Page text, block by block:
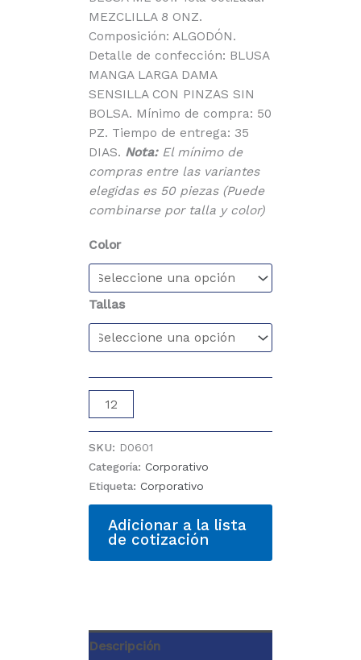
MEZCLILLA 8 ONZ.
Composición: ALGODÓN.
Detalle de confección: BLUSA
MANGA LARGA DAMA
SENSILLA CON PINZAS SIN
BOLSA. Mínimo de compra: 50
PZ. Tiempo de entrega: 35
DIAS. Nota: El mínimo de
compras entre las variantes
elegidas es 50 piezas (Puede
combinarse por talla y color)
Color
Tallas
BLUSA
ML
SKU: D0601
Categoría: Corporativo
Etiqueta: Corporativo
Adicionar a la lista
de cotización
Descripción